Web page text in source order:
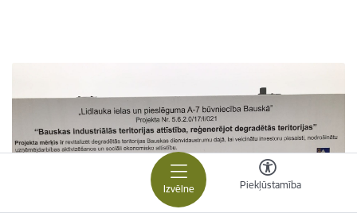
Izvēlne Piekļūstamība